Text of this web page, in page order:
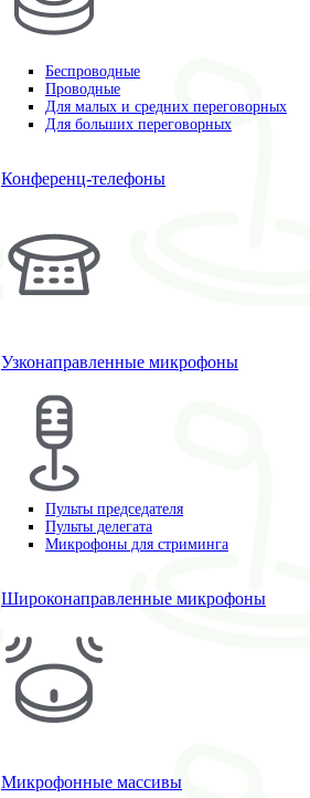
Беспроводные
Проводные
Для малых и средних переговорных
Для больших переговорных
Конференц-телефоны
Узконаправленные микрофоны
Пульты председателя
Пульты делегата
Микрофоны для стриминга
Широконаправленные микрофоны
Микрофонные массивы